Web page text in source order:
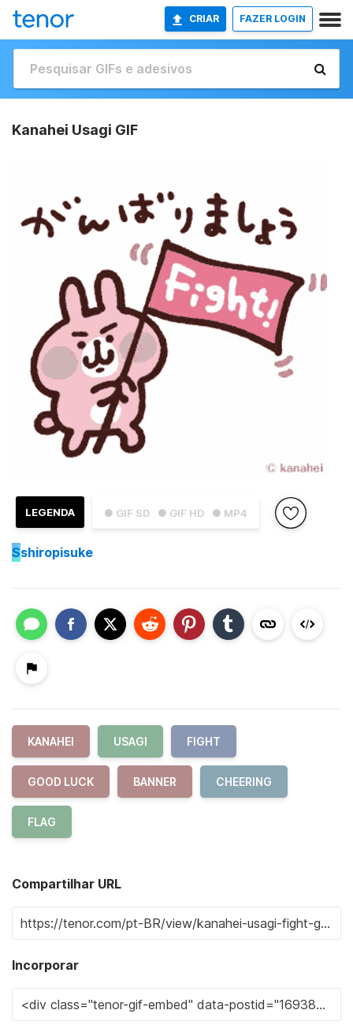
CRIAR FAZER LOGIN
Kanahei Usagi GIF
● GIF SD ● GIF HD ● MP4
LEGENDA
Sshiropisuke
KANAHEI USAGI FIGHT
GOOD LUCK BANNER CHEERING
FLAG
Compartilhar URL
Incorporar